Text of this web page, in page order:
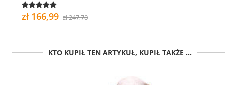
zł 166,99 zł 247,78
KTO KUPIŁ TEN ARTYKUŁ, KUPIŁ TAKŻE ...